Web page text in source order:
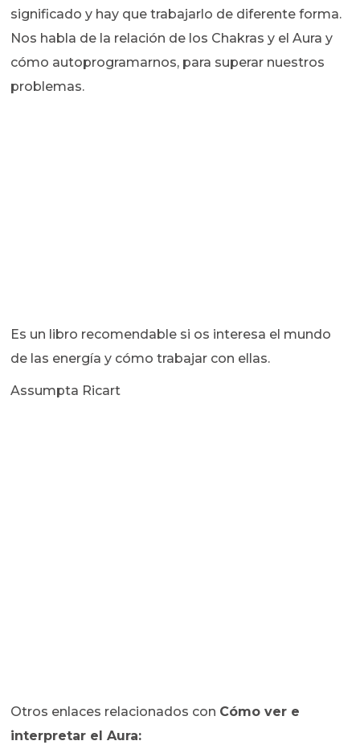
significado y hay que trabajarlo de diferente forma.
Nos habla de la relación de los Chakras y el Aura y
cómo autoprogramarnos, para superar nuestros
problemas.
Es un libro recomendable si os interesa el mundo
de las energía y cómo trabajar con ellas.
Assumpta Ricart
Otros enlaces relacionados con Cómo ver e
interpretar el Aura: